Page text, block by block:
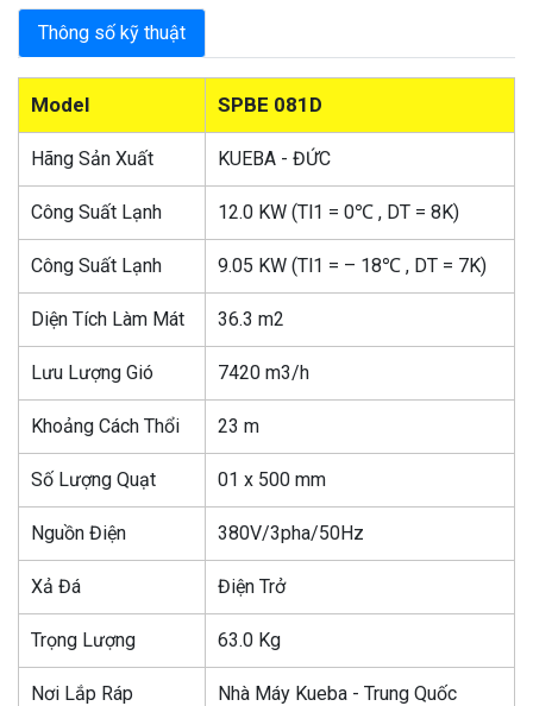
Thông số kỹ thuật
Model SPBE 081D
Hãng Sản Xuất KUEBA - ĐỨC
Công Suất Lạnh 12.0 KW (Tl1 = 0℃ , DT = 8K)
Công Suất Lạnh 9.05 KW (Tl1 = – 18℃ , DT = 7K)
Diện Tích Làm Mát 36.3 m2
Lưu Lượng Gió 7420 m3/h
Khoảng Cách Thổi 23 m
Số Lượng Quạt 01 x 500 mm
Nguồn Điện 380V/3pha/50Hz
Xả Đá Điện Trở
Trọng Lượng 63.0 Kg
Nơi Lắp Ráp Nhà Máy Kueba - Trung Quốc